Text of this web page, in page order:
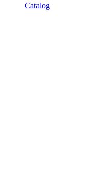
Catalog